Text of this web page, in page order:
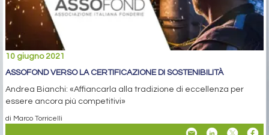
10 giugno 2021
ASSOFOND VERSO LA CERTIFICAZIONE DI SOSTENIBILITÀ
Andrea Bianchi: «Affiancarla alla tradizione di eccellenza per
essere ancora più competitivi»
di Marco Torricelli